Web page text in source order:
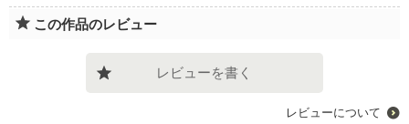
この作品のレビュー
レビューを書く
レビューについて